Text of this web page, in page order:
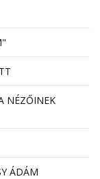
NÉZŐINEK
ÁDÁM